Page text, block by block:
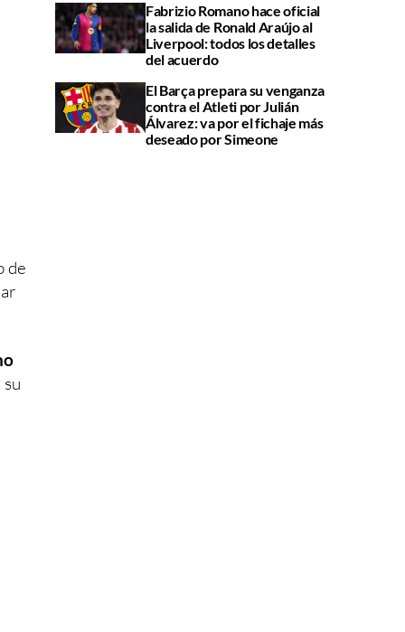
de
Fabrizio Romano hace oficial
la salida de Ronald Araújo al
Liverpool: todos los detalles
del acuerdo
El Barça prepara su venganza
contra el Atleti por Julián
Álvarez: va por el fichaje más
deseado por Simeone